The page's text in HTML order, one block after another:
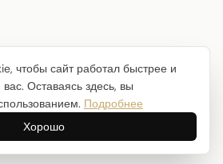
чтобы сайт работал быстрее и
Оставаясь здесь, вы
Подробнее
Хорошо